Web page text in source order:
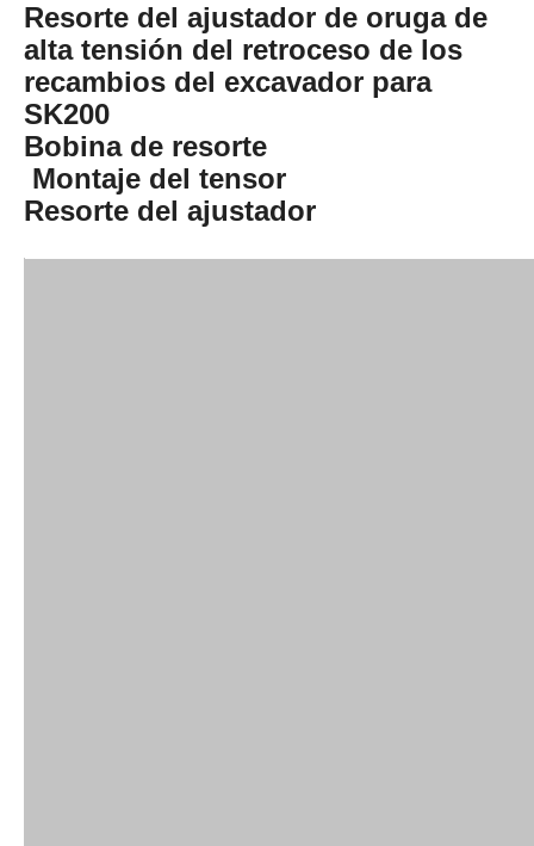
Resorte del ajustador de oruga de
alta tensión del retroceso de los
recambios del excavador para
SK200
Bobina de resorte
Montaje del tensor
Resorte del ajustador